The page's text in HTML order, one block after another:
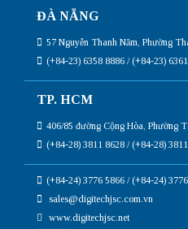
ĐÀ NẴNG
57 Nguyễn Thanh Năm, Phường
(+84-23) 6358 8886 / (+84-23)
TP. HCM
406/85 đường Cộng Hòa, Phường
(+84-28) 3811 8628 / (+84-28)
(+84-24) 3776 5866 / (+84-24)
sales@digitechjsc.com.vn
www.digitechjsc.net